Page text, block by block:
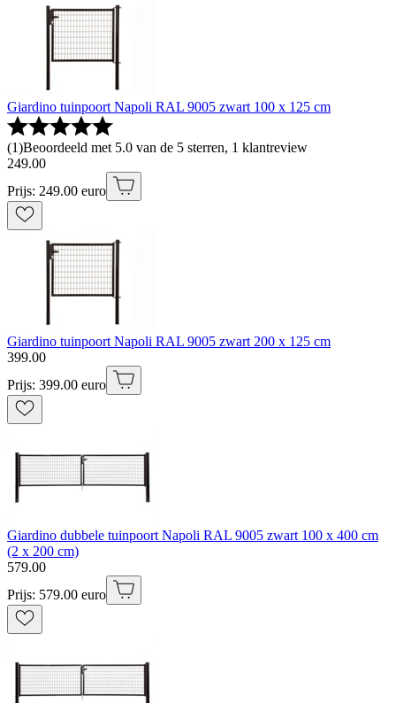
Giardino tuinpoort Napoli RAL 9005 zwart 100 x 125 cm
(1)Beoordeeld met 5.0 van de 5 sterren, 1 klantreview
249.00
Prijs: 249.00 euro
Giardino tuinpoort Napoli RAL 9005 zwart 200 x 125 cm
399.00
Prijs: 399.00 euro
Giardino dubbele tuinpoort Napoli RAL 9005 zwart 100 x 400 cm
(2 x 200 cm)
579.00
Prijs: 579.00 euro